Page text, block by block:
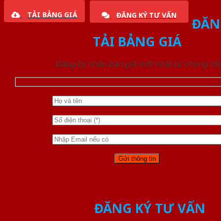
TẢI BẢNG GIÁ ĐĂNG KÝ TƯ VẤN
TẢI BẢNG GIÁ
Đăng ký nhận báo giá mới nhất từ chúng tôi
ĐĂNG KÝ TƯ VẤN